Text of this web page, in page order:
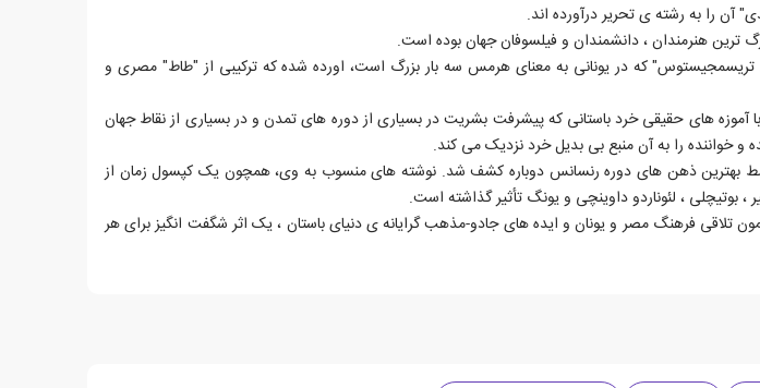
را به رشته ی تحریر درآورده اند.
ترین هنرمندان ، دانشمندان و فیلسوفان جهان بوده است.
که در یونانی به معنای هرمس سه بار بزرگ است، اورده شده که ترکیبی از "طاط" مصری و
های حقیقی خرد باستانی که پیشرفت بشریت در بسیاری از دوره های تمدن و در بسیاری از نقاط جهان
و خواننده را به آن منبع بی بدیل خرد نزدیک می کند.
بهترین ذهن های دوره رنسانس دوباره کشف شد. نوشته های منسوب به وی، همچون یک کپسول زمان از
، لئوناردو داوینچی و یونگ تأثیر گذاشته است.
تلاقی فرهنگ مصر و یونان و ایده های جادو-مذهب گرایانه ی دنیای باستان ، یک اثر شگفت انگیز برای هر